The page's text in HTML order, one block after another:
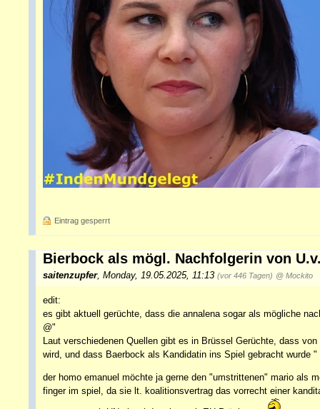
Eintrag gesperrt
Bierbock als mögl. Nachfolgerin von
saitenzupfer, Monday, 19.05.2025, 11:13 (vor 446 Tagen) @ Mockito
edit:
es gibt aktuell gerüchte, dass die annalena sogar als mögliche
@"
Laut verschiedenen Quellen gibt es in Brüssel Gerüchte, dass
wird, und dass Baerbock als Kandidatin ins Spiel gebracht wurde "
der homo emanuel möchte ja gerne den "umstrittenen" mario als
finger im spiel, da sie lt. koalitionsvertrag das vorrecht einer